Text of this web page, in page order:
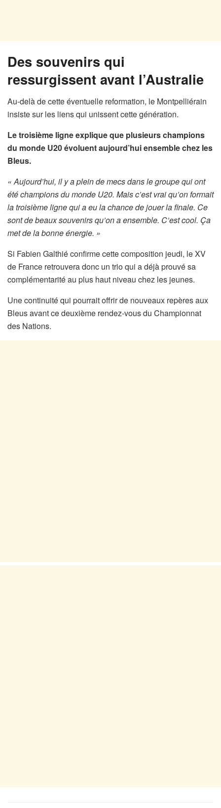
Des souvenirs qui
ressurgissent avant l’Australie
Au-delà de cette éventuelle reformation, le Montpelliérain
insiste sur les liens qui unissent cette génération.
Le troisième ligne explique que plusieurs champions
du monde U20 évoluent aujourd’hui ensemble chez les
Bleus.
« Aujourd’hui, il y a plein de mecs dans le groupe qui ont
été champions du monde U20. Mais c’est vrai qu’on formait
la troisième ligne qui a eu la chance de jouer la finale. Ce
sont de beaux souvenirs qu’on a ensemble. C’est cool. Ça
met de la bonne énergie. »
Si Fabien Galthié confirme cette composition jeudi, le XV
de France retrouvera donc un trio qui a déjà prouvé sa
complémentarité au plus haut niveau chez les jeunes.
Une continuité qui pourrait offrir de nouveaux repères aux
Bleus avant ce deuxième rendez-vous du Championnat
des Nations.